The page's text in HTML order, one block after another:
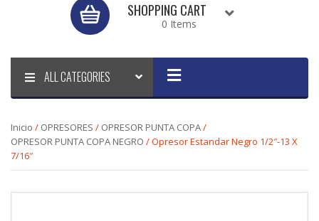
SHOPPING CART
0 Items
ALL CATEGORIES
Inicio / OPRESORES / OPRESOR PUNTA COPA/
OPRESOR PUNTA COPA NEGRO / Opresor Estandar Negro 1/2″-13 X
7/16″